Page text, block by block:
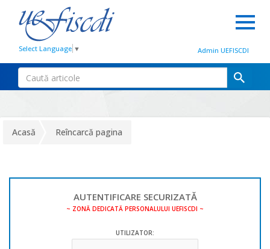
Select Language ▼ Admin UEFISCDI
Acasă Reîncarcă pagina
AUTENTIFICARE SECURIZATĂ
~ ZONĂ DEDICATĂ PERSONALULUI UEFISCDI ~
UTILIZATOR: